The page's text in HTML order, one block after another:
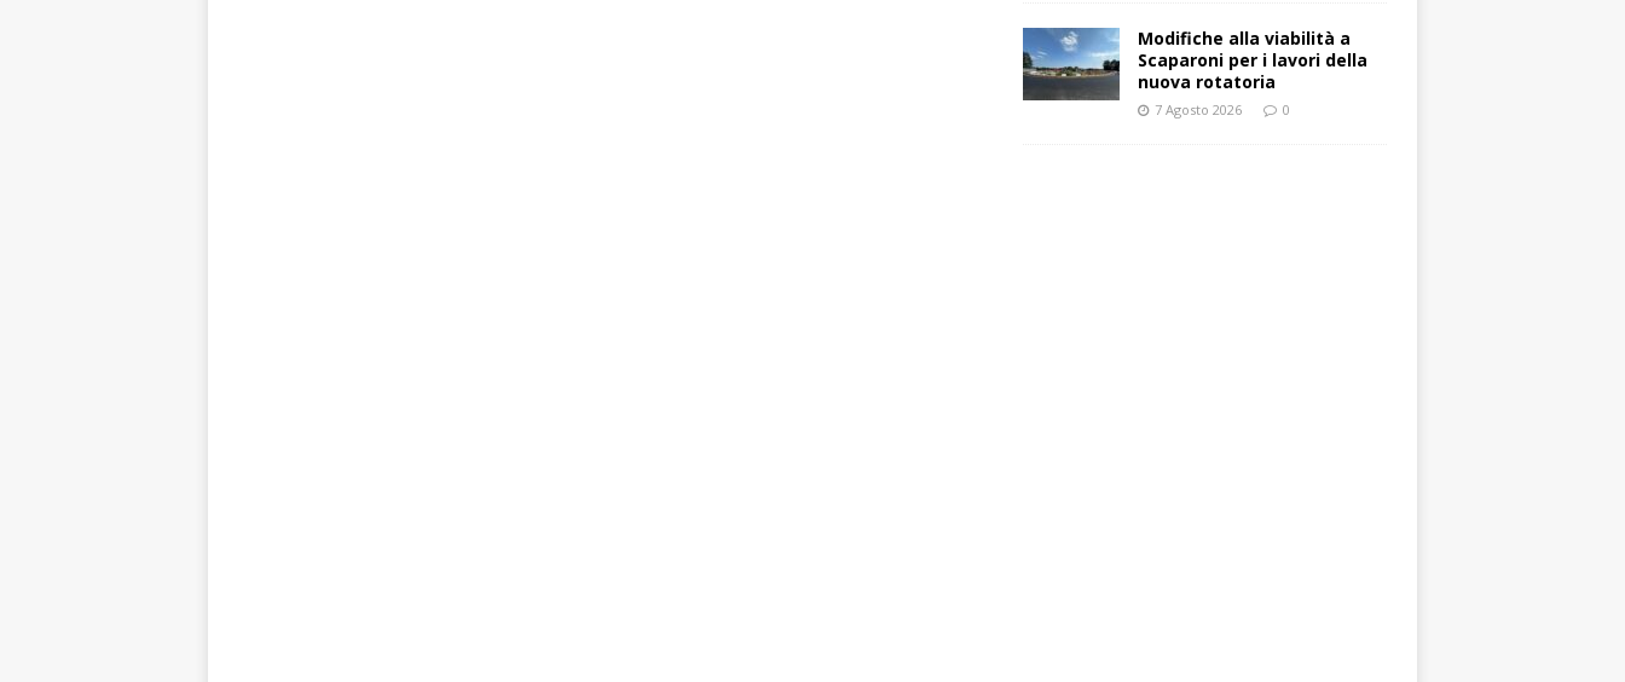
Modifiche alla viabilità a
Scaparoni per i lavori della
nuova rotatoria
7 Agosto 2026 0